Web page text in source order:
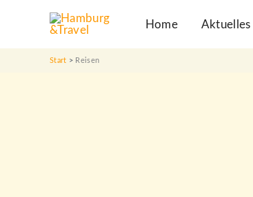
Home Aktuelles
Start Reisen